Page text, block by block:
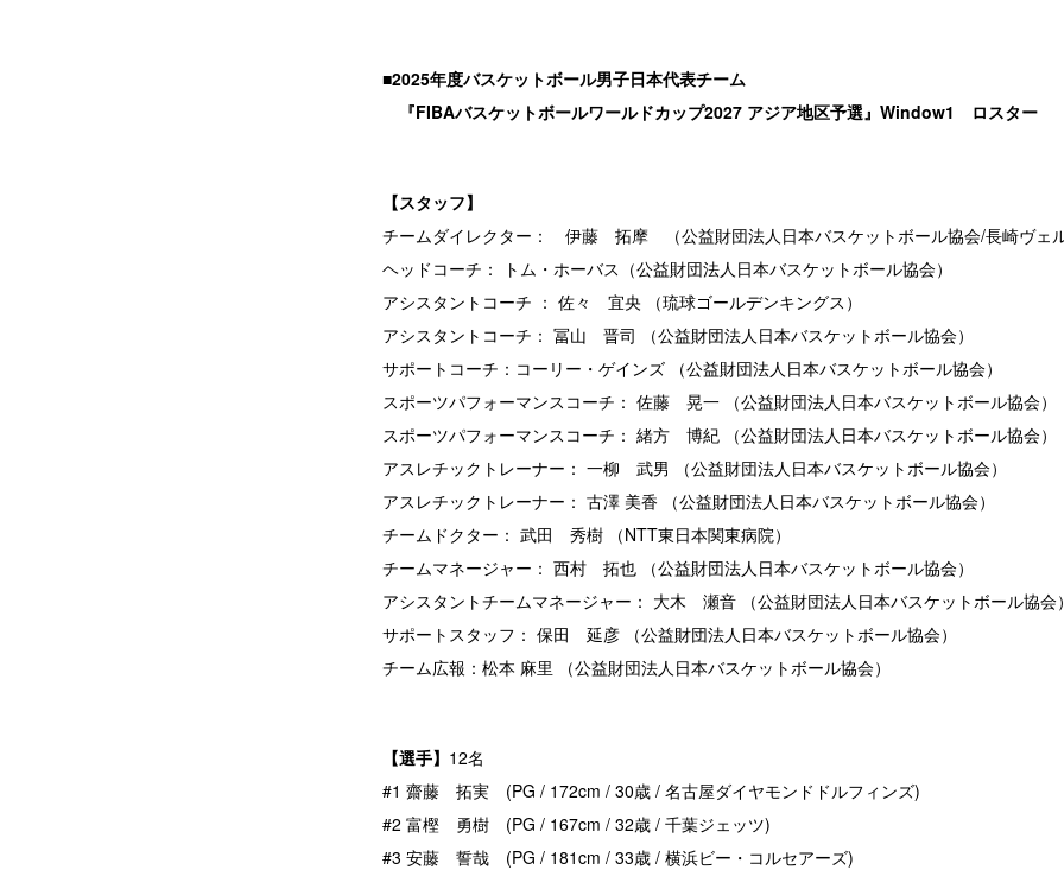
■2025年度バスケットボール男子日本代表チーム
『FIBAバスケットボールワールドカップ2027 アジア地区予選』Window1 ロスター
【スタッフ】
チームダイレクター： 伊藤 拓摩 （公益財団法人日本バスケットボール協会/長崎ヴェル
ヘッドコーチ： トム・ホーバス（公益財団法人日本バスケットボール協会）
アシスタントコーチ ： 佐々 宜央 （琉球ゴールデンキングス）
アシスタントコーチ： 冨山 晋司 （公益財団法人日本バスケットボール協会）
サポートコーチ：コーリー・ゲインズ （公益財団法人日本バスケットボール協会）
スポーツパフォーマンスコーチ： 佐藤 晃一 （公益財団法人日本バスケットボール協会）
スポーツパフォーマンスコーチ： 緒方 博紀 （公益財団法人日本バスケットボール協会）
アスレチックトレーナー： 一柳 武男 （公益財団法人日本バスケットボール協会）
アスレチックトレーナー： 古澤 美香 （公益財団法人日本バスケットボール協会）
チームドクター： 武田 秀樹 （NTT東日本関東病院）
チームマネージャー： 西村 拓也 （公益財団法人日本バスケットボール協会）
アシスタントチームマネージャー： 大木 瀬音 （公益財団法人日本バスケットボール協会）
サポートスタッフ： 保田 延彦 （公益財団法人日本バスケットボール協会）
チーム広報：松本 麻里 （公益財団法人日本バスケットボール協会）
【選手】 12名
#1 齋藤 拓実 (PG / 172cm / 30歳 / 名古屋ダイヤモンドドルフィンズ)
#2 富樫 勇樹 (PG / 167cm / 32歳 / 千葉ジェッツ)
#3 安藤 誓哉 (PG / 181cm / 33歳 / 横浜ビー・コルセアーズ)